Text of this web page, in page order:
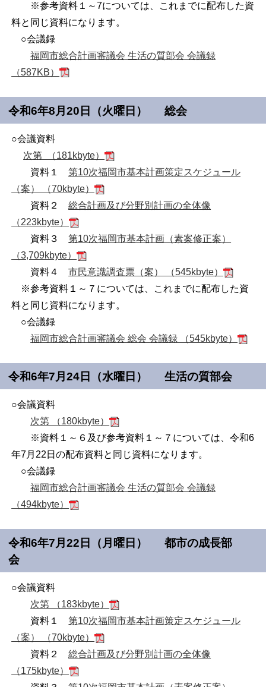
※参考資料１～7については、これまでに配布した資
料と同じ資料になります。
○会議録
福岡市総合計画審議会 生活の質部会 会議録
（587KB）
令和6年8月20日（火曜日） 総会
○会議資料
次第 （181kbyte）
資料１第10次福岡市基本計画策定スケジュール
（案） （70kbyte）
資料２総合計画及び分野別計画の全体像
（223kbyte）
資料３第10次福岡市基本計画（素案修正案）
（3,709kbyte）
資料４市民意識調査票（案） （545kbyte）
※参考資料１～７については、これまでに配布した資
料と同じ資料になります。
○会議録
福岡市総合計画審議会 総会 会議録 （545kbyte）
令和6年7月24日（水曜日） 生活の質部会
○会議資料
次第 （180kbyte）
※資料１～６及び参考資料１～７については、令和6
年7月22日の配布資料と同じ資料になります。
○会議録
福岡市総合計画審議会 生活の質部会 会議録
（494kbyte）
令和6年7月22日（月曜日） 都市の成長部
会
○会議資料
次第 （183kbyte）
資料１第10次福岡市基本計画策定スケジュール
（案） （70kbyte）
資料２総合計画及び分野別計画の全体像
（175kbyte）